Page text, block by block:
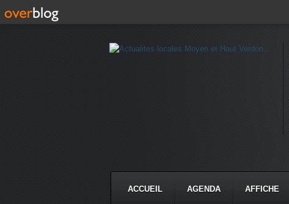
ACCUEIL AGENDA AFFICHE